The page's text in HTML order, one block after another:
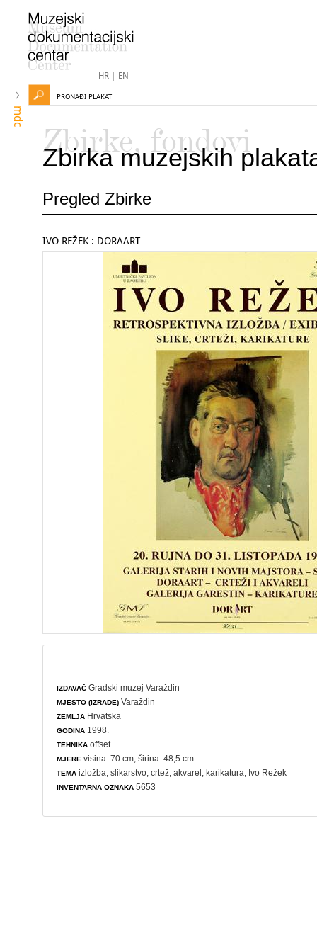
HR| EN
mdc
PRONAĐI PLAKAT
Zbirke, fondovi
Zbirka muzejskih
Pregled Zbirke
IVO REŽEK : DORAART
IZDAVAČ Gradski muzej Varaždin
MJESTO (IZRADE) Varaždin
ZEMLJA Hrvatska
GODINA 1998.
TEHNIKA offset
MJERE visina: 70 cm; širina: 48,5 cm
TEMA izložba ,slikarstvo ,crtež ,akvarel ,karikatura , Ivo Režek
INVENTARNA OZNAKA 5653